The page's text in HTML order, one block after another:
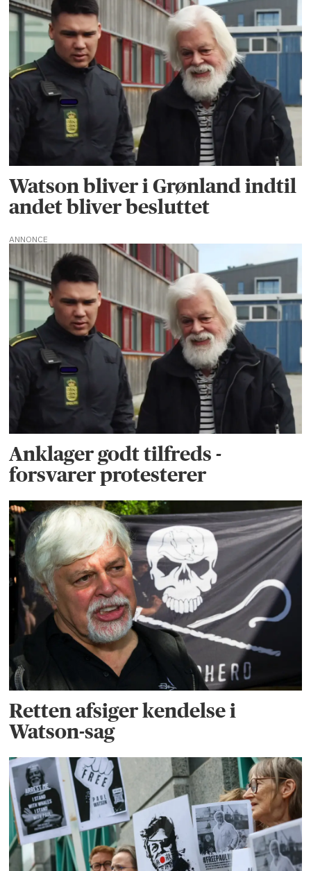
Watson bliver i Grønland indtil
andet bliver besluttet
ANNONCE
Anklager godt tilfreds -
forsvarer protesterer
Retten afsiger kendelse i
Watson-sag